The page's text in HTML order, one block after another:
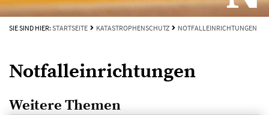
SIE SIND HIER: STARTSEITE KATASTROPHENSCHUTZ NOTFALLEINRICHTUNGEN
Notfalleinrichtungen
Weitere Themen